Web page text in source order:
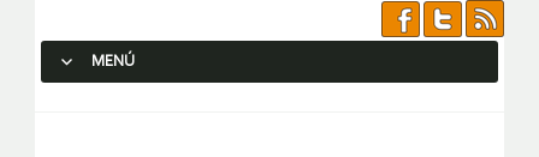
MENÚ